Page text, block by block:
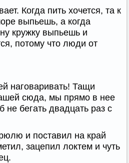
Когда пить хочется, та к
выпьешь, а когда
кружку выпьешь и
потому что люди от
наговаривать! Тащи
сюда, мы прямо в нее
не бегать двадцать раз с
и поставил на край
зацепил локтем и чуть